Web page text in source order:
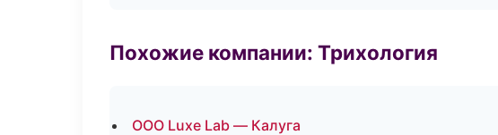
Похожие компании: Трихология
ООО Luxe Lab — Калуга